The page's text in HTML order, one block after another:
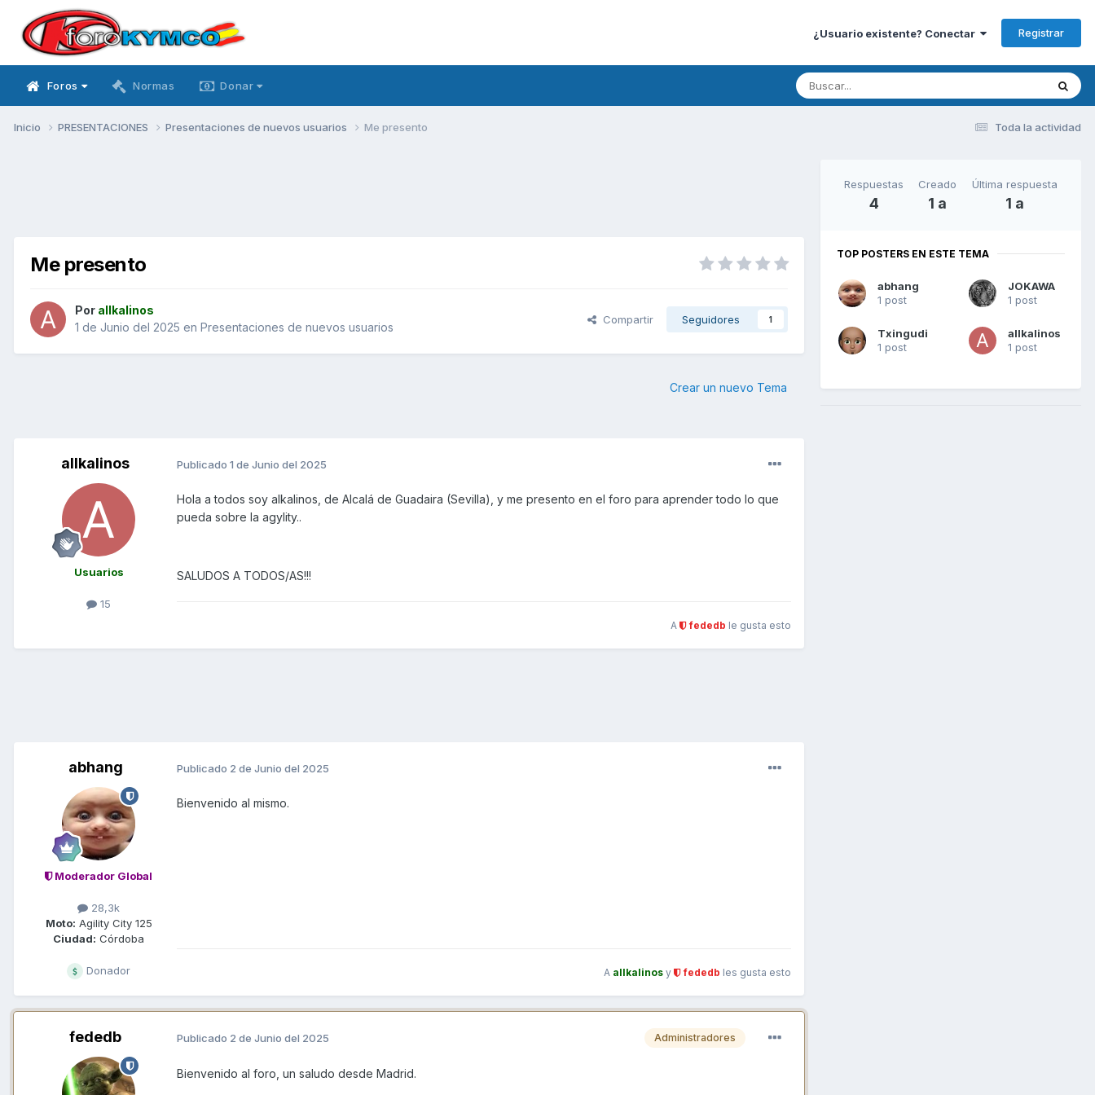
¿Usuario existente? Conectar Registrar
Foros Normas Donar
Toda la actividad
Inicio PRESENTACIONES Presentaciones de nuevos usuarios Me presento
Me presento
Por allkalinos
1 de Junio del 2025 en Presentaciones de nuevos usuarios
Compartir Seguidores 1
Crear un nuevo Tema
allkalinos
Usuarios
15
Publicado 1 de Junio del 2025
Hola a todos soy alkalinos, de Alcalá de Guadaira (Sevilla), y me presento en el foro para aprender todo lo que
pueda sobre la agylity..
SALUDOS A TODOS/AS!!!
A fededb le gusta esto
abhang
Moderador Global
28,3k
Moto: Agility City 125
Ciudad: Córdoba
Donador
Publicado 2 de Junio del 2025
Bienvenido al mismo.
A allkalinos y fededb les gusta esto
fededb Administradores
Publicado 2 de Junio del 2025
Bienvenido al foro, un saludo desde Madrid.
Respuestas
4
Creado
1 a
Última respuesta
1 a
TOP POSTERS EN ESTE TEMA
abhang
1 post
JOKAWA
1 post
Txingudi
1 post
allkalinos
1 post